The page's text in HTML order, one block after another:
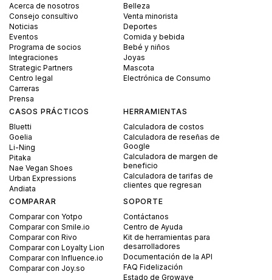
Acerca de nosotros
Consejo consultivo
Noticias
Eventos
Programa de socios
Integraciones
Strategic Partners
Centro legal
Carreras
Prensa
Belleza
Venta minorista
Deportes
Comida y bebida
Bebé y niños
Joyas
Mascota
Electrónica de Consumo
CASOS PRÁCTICOS
Bluetti
Goelia
Li-Ning
Pitaka
Nae Vegan Shoes
Urban Expressions
Andiata
HERRAMIENTAS
Calculadora de costos
Calculadora de reseñas de
Google
Calculadora de margen de
beneficio
Calculadora de tarifas de
clientes que regresan
COMPARAR
Comparar con Yotpo
Comparar con Smile.io
Comparar con Rivo
Comparar con Loyalty Lion
Comparar con Influence.io
Comparar con Joy.so
SOPORTE
Contáctanos
Centro de Ayuda
Kit de herramientas para
desarrolladores
Documentación de la API
FAQ Fidelización
Estado de Growave